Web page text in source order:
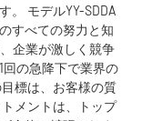
。 モデルYY-SDDA
すべての努力と知
企業が激しく競争
の急降下で業界の
標は、お客様の質
メントは、トップ